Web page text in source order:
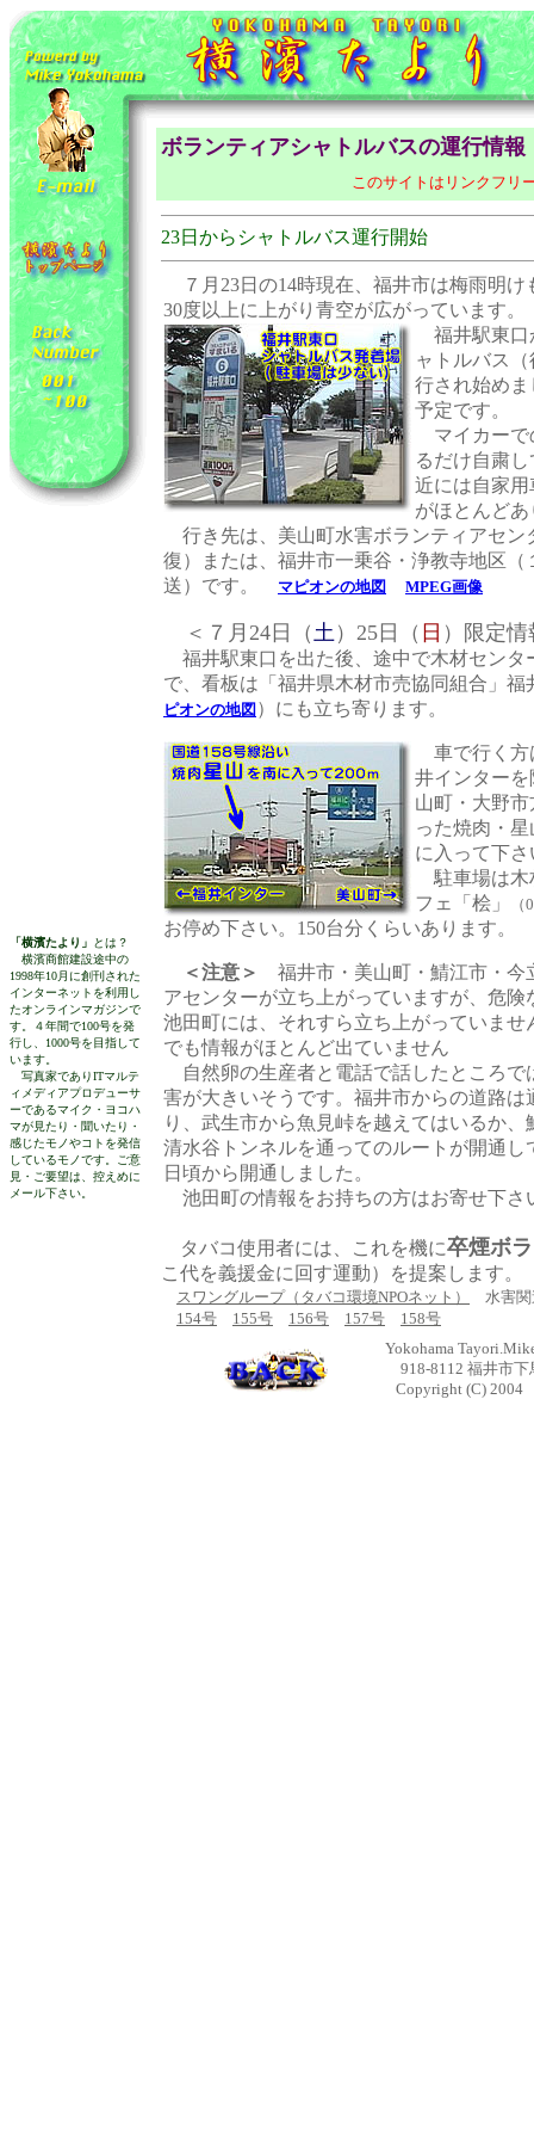
ボランティアシャトルバスの運行情報
このサイトはリンクフリ
23日からシャトルバス運行開始
７月23日の14時現在、福井市は梅雨明け
30度以上に上がり青空が広がっています。
福井駅東口
ャトルバス
行され始めま
予定です。
マイカーで
るだけ自粛
近には自家
がほとんど
行き先は、美山町水害ボランティアセン
復）または、福井市一乗谷・浄教寺地区（
送）です。
マピオンの地図 MPEG画像
＜７月24日（土）25日（ 日 ）限定情
福井駅東口を出た後、途中で木材センタ
で、看板は「福井県木材市売協同組合」福
ピオンの地図 ）にも立ち寄ります。
車で行く方
井インターを
山町・大野
った焼肉・
に入って下さ
駐車場は木
フェ「桧」
お停め下さい。150台分くらいあります
＜注意＞
福井市・美山町・鯖江市・今
アセンターが立ち上がっていますが、危険
池田町には、それすら立ち上がっていませ
でも情報がほとんど出ていません
自然卵の生産者と電話で話したところで
害が大きいそうです。福井市からの道路は
り、武生市から魚見峠を越えてはいるか、
清水谷トンネルを通ってのルートが開通し
日頃から開通しました。
池田町の情報をお持ちの方はお寄せ下さ
タバコ使用者には、これを機に卒煙ボ
こ代を義援金に回す運動）を提案します。
スワングループ（タバコ環境NPOネット）
水害関
154号
155号 156号 157号
158号
Yokohama
918-8112 福井市
Copyright (C)
「横濱たより」
とは？
横濱商館建設途中の
1998年10月に創刊された
インターネットを利用し
たオンラインマガジンで
す。４年間で100号を発
行し、1000号を目指して
います。
写真家でありITマルテ
ィメディアプロデューサ
ーであるマイク・ヨコハ
マが見たり・聞いたり・
感じたモノやコトを発信
しているモノです。ご意
見・ご要望は、控えめに
メール下さい。